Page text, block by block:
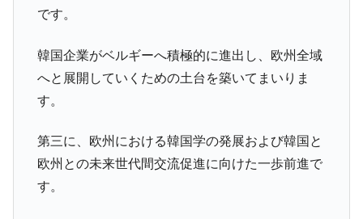
です。
韓国企業がベルギーへ積極的に進出し、欧州全域
へと展開していくための土台を築いてまいりま
す。
第三に、欧州における韓国学の発展および韓国と
欧州との未来世代間交流促進に向けた一歩前進で
す。